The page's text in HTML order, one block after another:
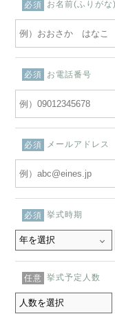
必須 お名前(ふりがな)
必須 お電話番号
必須 メールアドレス
必須 挙式時期
任意 挙式予定人数